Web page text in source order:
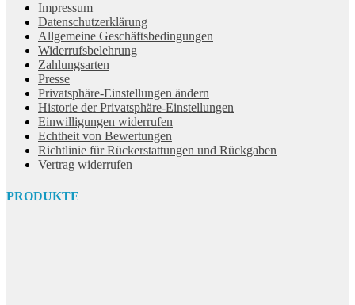
Impressum
Datenschutzerklärung
Allgemeine Geschäftsbedingungen
Widerrufsbelehrung
Zahlungsarten
Presse
Privatsphäre-Einstellungen ändern
Historie der Privatsphäre-Einstellungen
Einwilligungen widerrufen
Echtheit von Bewertungen
Richtlinie für Rückerstattungen und Rückgaben
Vertrag widerrufen
PRODUKTE